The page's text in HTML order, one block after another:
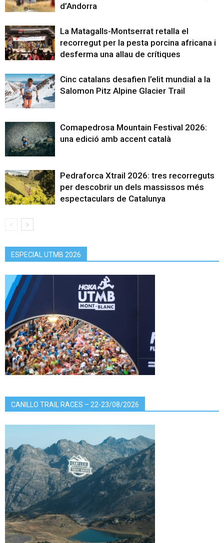
d’Andorra
La Matagalls-Montserrat retalla el
recorregut per la pesta porcina africana i
desferma una allau de crítiques
Cinc catalans desafien l’elit mundial a la
Salomon Pitz Alpine Glacier Trail
Comapedrosa Mountain Festival 2026:
una edició amb accent català
Pedraforca Xtrail 2026: tres recorreguts
per descobrir un dels massissos més
espectaculars de Catalunya
ESPECIAL UTMB 2026
CANILLO TRAIL RACES – 22-23/08/2026